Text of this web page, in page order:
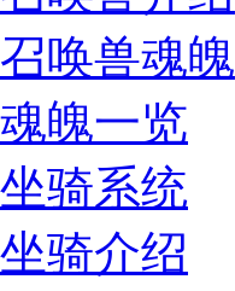
召唤兽魂魄
魂魄一览
坐骑系统
坐骑介绍